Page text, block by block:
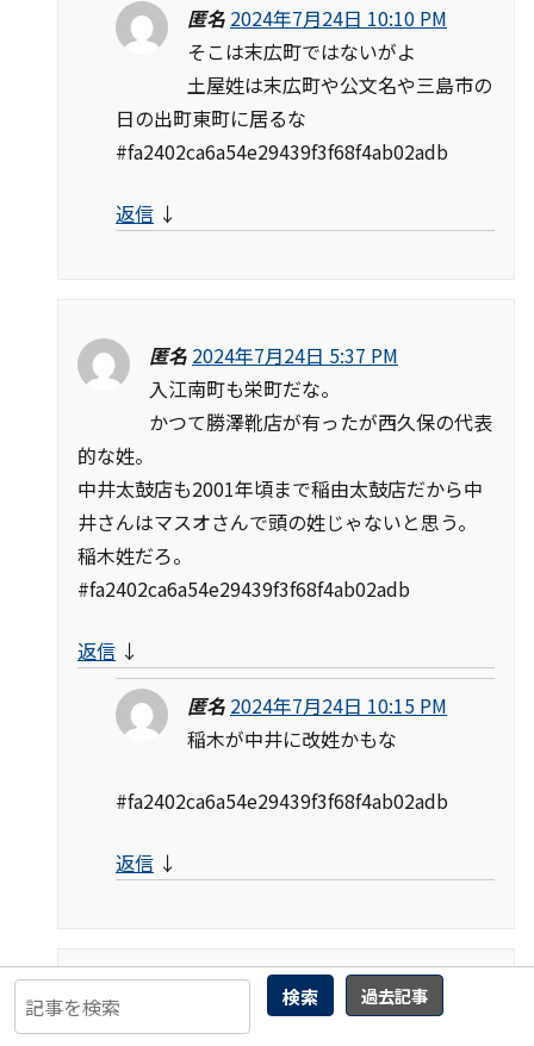
検索 過去記事
匿名 2024年7月24日 10:10 PM
そこは末広町ではないがよ
土屋姓は末広町や公文名や三島市の
日の出町東町に居るな
#fa2402ca6a54e29439f3f68f4ab02adb
返信 ↓
匿名 2024年7月24日 5:37 PM
入江南町も栄町だな。
かつて勝澤靴店が有ったが西久保の代表
的な姓。
中井太鼓店も2001年頃まで稲由太鼓店だから中
井さんはマスオさんで頭の姓じゃないと思う。
稲木姓だろ。
#fa2402ca6a54e29439f3f68f4ab02adb
返信 ↓
匿名 2024年7月24日 10:15 PM
稲木が中井に改姓かもな
#fa2402ca6a54e29439f3f68f4ab02adb
返信 ↓
2024年8月2日 9:06 AM
「エタ」の表記に気付かなかった事で役